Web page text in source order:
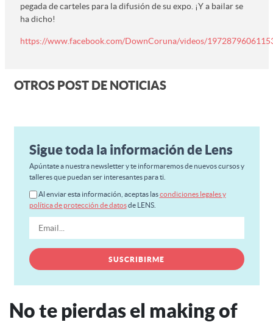
pegada de carteles para la difusión de su expo. ¡Y a bailar se
ha dicho!
https://www.facebook.com/DownCoruna/videos/
OTROS POST DE NOTICIAS
Sigue toda la información de Lens
Apúntate a nuestra newsletter y te informaremos de nuevos cursos y
talleres que puedan ser interesantes para ti.
Al enviar esta información, aceptas lascondiciones legales y
política de protección de datosde LENS.
No te pierdas el making of